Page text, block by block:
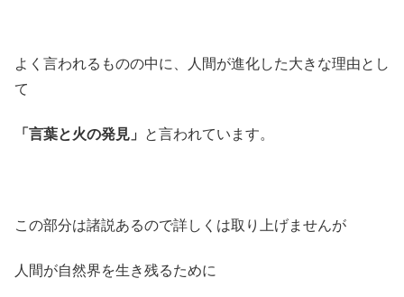
よく言われるものの中に、人間が進化した大きな理由とし
て
「言葉と火の発見」 と言われています。
この部分は諸説あるので詳しくは取り上げませんが
人間が自然界を生き残るために